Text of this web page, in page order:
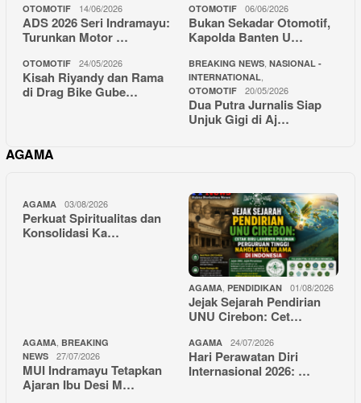
OTOMOTIF 14/06/2026
ADS 2026 Seri Indramayu:
Turunkan Motor …
OTOMOTIF 06/06/2026
Bukan Sekadar Otomotif,
Kapolda Banten U…
OTOMOTIF 24/05/2026
Kisah Riyandy dan Rama
di Drag Bike Gube…
BREAKING NEWS NASIONAL -
INTERNATIONAL
OTOMOTIF 20/05/2026
Dua Putra Jurnalis Siap
Unjuk Gigi di Aj…
AGAMA
AGAMA 03/08/2026
Perkuat Spiritualitas dan
Konsolidasi Ka…
AGAMA PENDIDIKAN 01/08/2026
Jejak Sejarah Pendirian
UNU Cirebon: Cet…
AGAMA BREAKING
NEWS
27/07/2026
MUI Indramayu Tetapkan
Ajaran Ibu Desi M…
AGAMA 24/07/2026
Hari Perawatan Diri
Internasional 2026: …